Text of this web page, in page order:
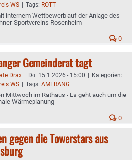
WS | Tags: ROTT
internem Wettbewerb auf der Anlage des
Sportvereins Rosenheim
0
Gemeinderat tagt
Drax | Do. 15.1.2026 - 15:00 | Kategorien:
WS | Tags: AMERANG
Mittwoch im Rathaus - Es geht auch um die
Wärmeplanung
0
gegen die Towerstars aus